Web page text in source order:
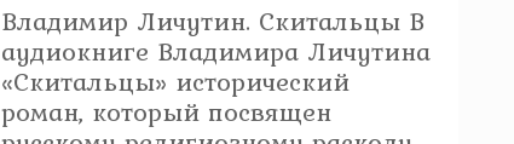
Владимир Личутин. Скитальцы В
аудиокниге Владимира Личутина
«Скитальцы» исторический
роман, который посвящен